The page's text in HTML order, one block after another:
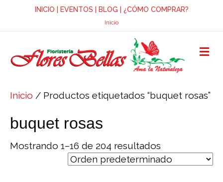
INICIO EVENTOS BLOG ¿CÓMO COMPRAR?
Inicio
M
E
Inicio / Productos etiquetados “buquet rosas”
buquet rosas
Mostrando 1–16 de 204 resultados